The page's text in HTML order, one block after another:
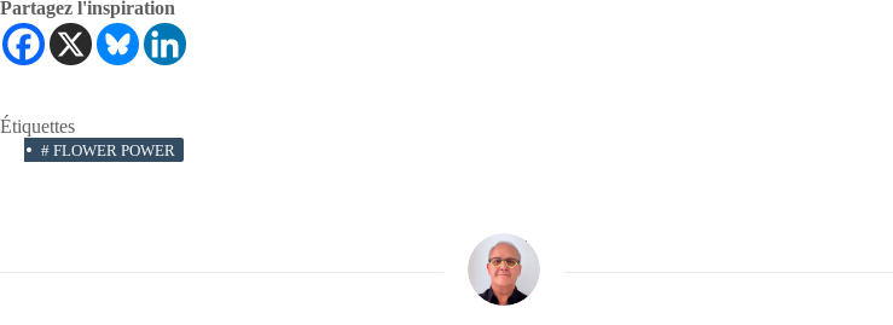
Partagez l'inspiration
Étiquettes
# FLOWER POWER